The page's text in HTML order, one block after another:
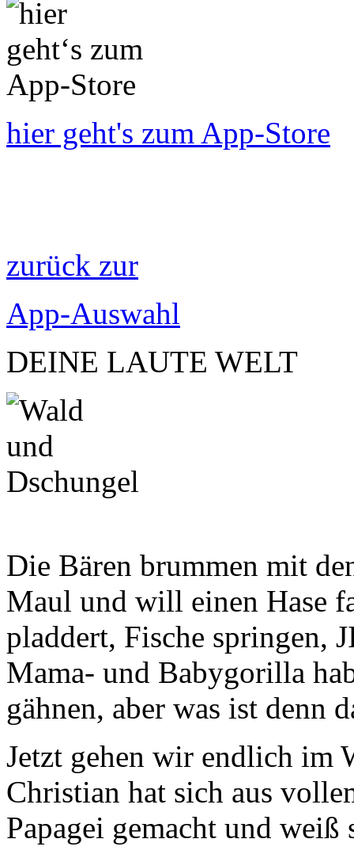
hier geht's zum App-Store
zurück zur
App-Auswahl
DEINE LAUTE WELT
Die Bären brummen mit
Maul und will einen Hase
pladdert, Fische springen,
Mama- und Babygorilla
gähnen, aber was ist denn
Jetzt gehen wir endlich im
Christian hat sich aus
Papagei gemacht und weiß